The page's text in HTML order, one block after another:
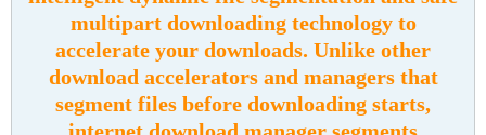
multipart downloading technology to
accelerate your downloads. Unlike other
download accelerators and managers that
segment files before downloading starts,